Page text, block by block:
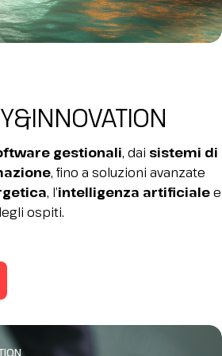
gestionali, dai sistemi di
, fino a soluzioni avanzate
, l’intelligenza artificialee
ospiti.